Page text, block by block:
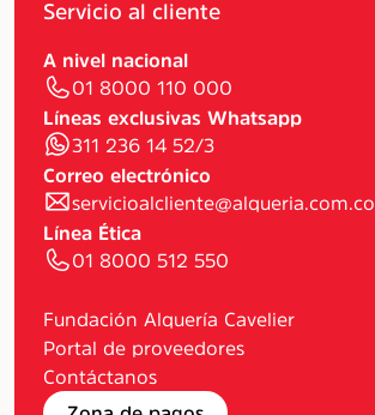
Servicio al cliente
A nivel nacional
01 8000 110 000
Líneas exclusivas Whatsapp
311 236 14 52/3
Correo electrónico
servicioalcliente@alqueria.com.co
Línea Ética
01 8000 512 550
Fundación Alquería Cavelier
Portal de proveedores
Contáctanos